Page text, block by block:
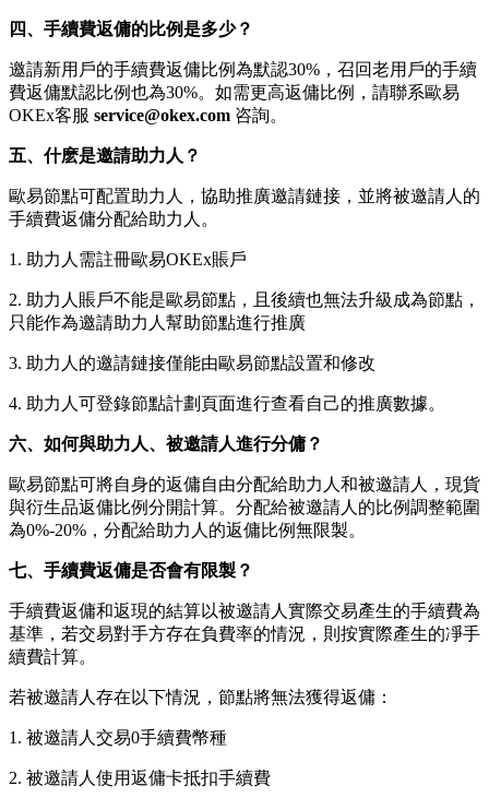
四、手續費返傭的比例是多少？
邀請新用戶的手續費返傭比例為默認30%，召回老用戶的手續
費返傭默認比例也為30%。如需更高返傭比例，請聯系歐易
OKEx客服 service@okex.com 咨詢。
五、什麽是邀請助力人？
歐易節點可配置助力人，協助推廣邀請鏈接，並將被邀請人的
手續費返傭分配給助力人。
1. 助力人需註冊歐易OKEx賬戶
2. 助力人賬戶不能是歐易節點，且後續也無法升級成為節點，
只能作為邀請助力人幫助節點進行推廣
3. 助力人的邀請鏈接僅能由歐易節點設置和修改
4. 助力人可登錄節點計劃頁面進行查看自己的推廣數據。
六、如何與助力人、被邀請人進行分傭？
歐易節點可將自身的返傭自由分配給助力人和被邀請人，現貨
與衍生品返傭比例分開計算。分配給被邀請人的比例調整範圍
為0%-20%，分配給助力人的返傭比例無限製。
七、手續費返傭是否會有限製？
手續費返傭和返現的結算以被邀請人實際交易產生的手續費為
基準，若交易對手方存在負費率的情況，則按實際產生的凈手
續費計算。
若被邀請人存在以下情況，節點將無法獲得返傭：
1. 被邀請人交易0手續費幣種
2. 被邀請人使用返傭卡抵扣手續費